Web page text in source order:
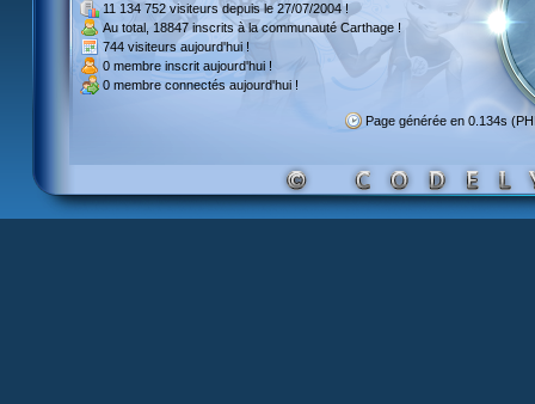
11 134 752 visiteursdepuis le 27/07/2004 !
Au total, 18847 inscritsà la communauté Carthage !
744 visiteurs aujourd'hui !
0 membre inscrit aujourd'hui !
0 membre connectés aujourd'hui !
Page générée en 0.134s